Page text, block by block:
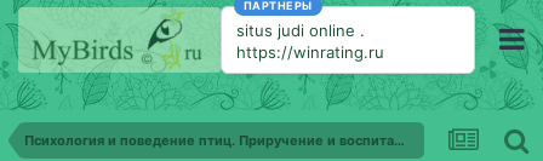
ПАРТНЕРЫ
situs judi online .
https://winrating.ru
Психология и поведение птиц. Приручение и воспитание птиц